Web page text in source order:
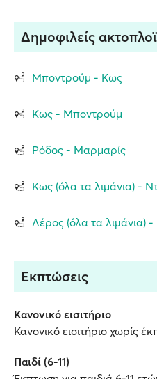
Δημοφιλείς
Μποντρούμ - Κως
Κως - Μποντρούμ
Ρόδος - Μαρμαρίς
Κως (όλα τα λιμάνια) -
Λέρος (όλα τα λιμάνια)
Εκπτώσεις
Κανονικό εισιτήριο
Κανονικό εισιτήριο χωρίς
Παιδί (6-11)